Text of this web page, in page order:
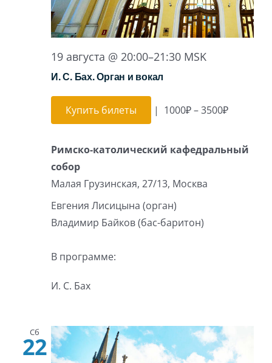
19 августа @ 20:00–21:30 MSK
И. С. Бах. Орган и вокал
Купить билеты | 1000₽ – 3500₽
Римско-католический кафедральный
собор
Малая Грузинская, 27/13, Москва
Евгения Лисицына (орган)
Владимир Байков (бас-баритон)
В программе:
И. С. Бах
Сб
22